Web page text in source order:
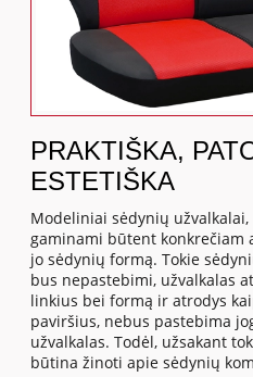
PRAKTIŠKA,
ESTETIŠKA
Modeliniai sėdynių
gaminami būtent konkrečiam
jo sėdynių formą. Tokie
bus nepastebimi, užvalkalas
linkius bei formą ir atrodys
paviršius, nebus pastebima
užvalkalas. Todėl, užsakant
būtina žinoti apie sėdynių